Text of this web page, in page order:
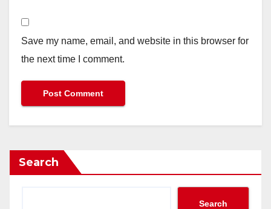
Save my name, email, and website in this browser for
the next time I comment.
Search
Search